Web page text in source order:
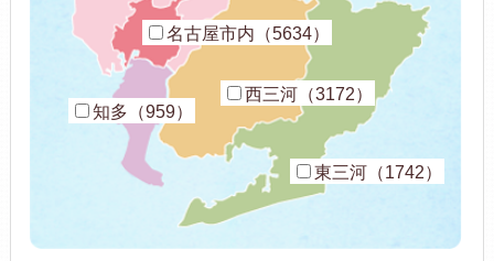
名古屋市内（5634）
知多（959）
西三河（3172）
東三河（1742）